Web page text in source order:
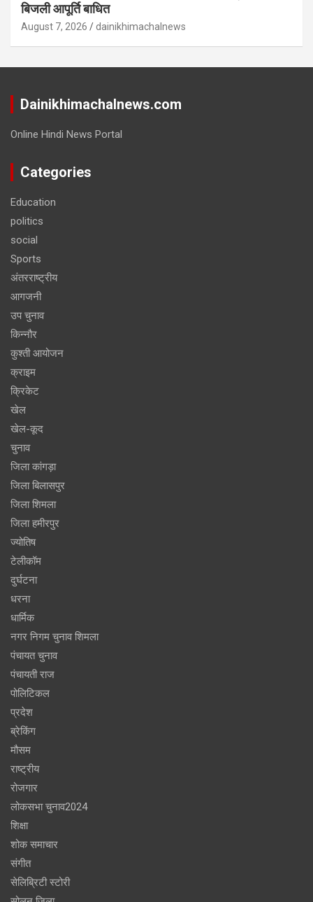
बिजली आपूर्ति बाधित
August 7, 2026 dainikhimachalnews
Dainikhimachalnews.com
Online Hindi News Portal
Categories
Education
politics
social
Sports
अंतरराष्ट्रीय
आगजनी
उप चुनाव
किन्नौर
कुश्ती आयोजन
क्राइम
क्रिकेट
खेल
खेल-कूद
चुनाव
जिला कांगड़ा
जिला बिलासपुर
जिला शिमला
जिला हमीरपुर
ज्योतिष
टेलीकॉम
दुर्घटना
धरना
धार्मिक
नगर निगम चुनाव शिमला
पंचायत चुनाव
पंचायती राज
पोलिटिकल
प्रदेश
ब्रेकिंग
मौसम
राष्ट्रीय
रोजगार
लोकसभा चुनाव2024
शिक्षा
शोक समाचार
संगीत
सेलिब्रिटी स्टोरी